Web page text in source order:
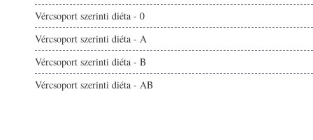
Vércsoport szerinti diéta - 0
Vércsoport szerinti diéta - A
Vércsoport szerinti diéta - B
Vércsoport szerinti diéta - AB